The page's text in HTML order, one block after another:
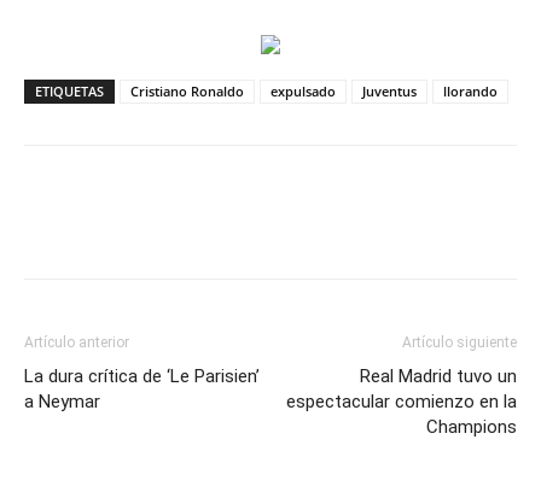
ETIQUETAS Cristiano Ronaldo expulsado Juventus llorando
Artículo anterior
La dura crítica de ‘Le Parisien’
a Neymar
Artículo siguiente
Real Madrid tuvo un
espectacular comienzo en la
Champions